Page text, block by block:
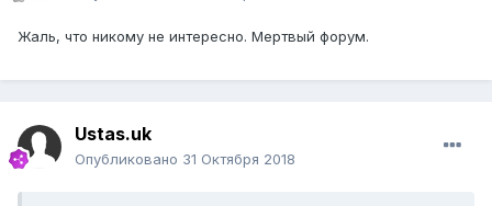
Жаль, что никому не интересно. Мертвый форум.
Ustas.uk
Опубликовано 31 Октября 2018